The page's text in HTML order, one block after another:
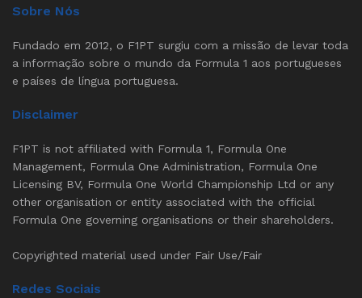
Sobre Nós
Fundado em 2012, o F1PT surgiu com a missão de levar toda
a informação sobre o mundo da Formula 1 aos portugueses
e países de língua portuguesa.
Disclaimer
F1PT is not affiliated with Formula 1, Formula One
Management, Formula One Administration, Formula One
Licensing BV, Formula One World Championship Ltd or any
other organisation or entity associated with the official
Formula One governing organisations or their shareholders.
Copyrighted material used under Fair Use/Fair
Redes Sociais